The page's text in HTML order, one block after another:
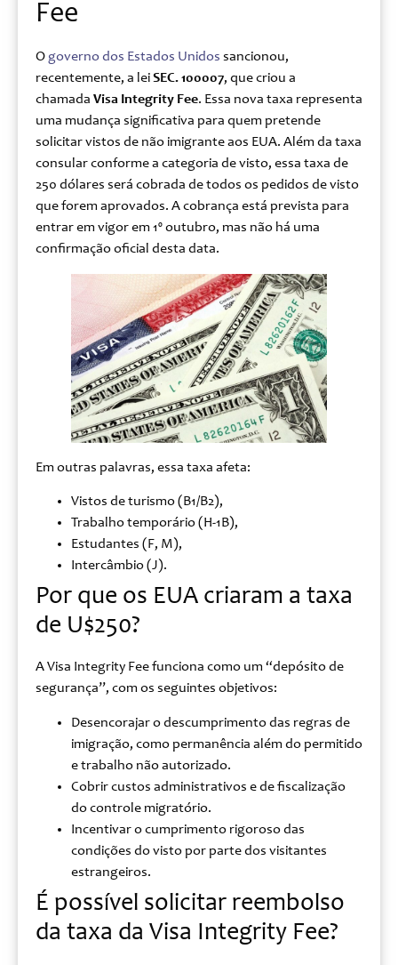
Fee
O governo dos Estados Unidos sancionou,
recentemente, a leiSEC. 100007, que criou a
chamada Visa Integrity Fee. Essa nova taxa representa
uma mudança significativa para quem pretende
solicitar vistos de não imigrante aos EUA. Além da taxa
consular conforme a categoria de visto, essa taxa de
250 dólares será cobrada de todos os pedidos de visto
que forem aprovados. A cobrança está prevista para
entrar em vigor em 1º outubro, mas não há uma
confirmação oficial desta data.
Em outras palavras, essa taxa afeta:
Vistos de turismo (B1/B2),
Trabalho temporário (H‑1B),
Estudantes (F, M),
Intercâmbio (J).
Por que os EUA criaram a taxa
de U$250?
A Visa Integrity Fee funciona como um “depósito de
segurança”, com os seguintes objetivos:
Desencorajar o descumprimento das regras de
imigração, como permanência além do permitido
e trabalho não autorizado.
Cobrir custos administrativos e de fiscalização
do controle migratório.
Incentivar o cumprimento rigoroso das
condições do visto por parte dos visitantes
estrangeiros.
É possível solicitar reembolso
da taxa da Visa Integrity Fee?